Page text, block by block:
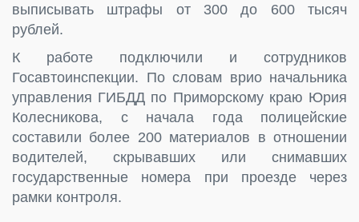
выписывать штрафы от 300 до 600 тысяч
рублей.
К работе подключили и сотрудников
Госавтоинспекции. По словам врио начальника
управления ГИБДД по Приморскому краю Юрия
Колесникова, с начала года полицейские
составили более 200 материалов в отношении
водителей, скрывавших или снимавших
государственные номера при проезде через
рамки контроля.